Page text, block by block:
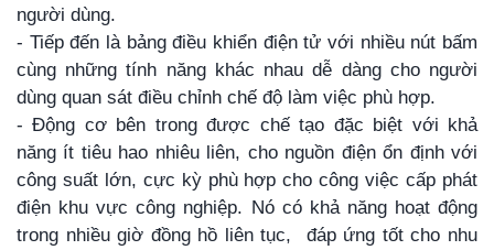
người dùng.
- Tiếp đến là bảng điều khiển điện tử với nhiều nút bấm
cùng những tính năng khác nhau dễ dàng cho người
dùng quan sát điều chỉnh chế độ làm việc phù hợp.
- Động cơ bên trong được chế tạo đặc biệt với khả
năng ít tiêu hao nhiêu liên, cho nguồn điện ổn định với
công suất lớn, cực kỳ phù hợp cho công việc cấp phát
điện khu vực công nghiệp. Nó có khả năng hoạt động
trong nhiều giờ đồng hồ liên tục, đáp ứng tốt cho nhu